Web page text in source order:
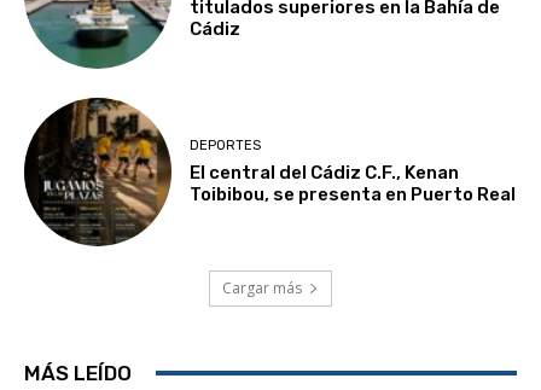
titulados superiores en la Bahía de
Cádiz
DEPORTES
El central del Cádiz C.F., Kenan
Toibibou, se presenta en Puerto Real
Cargar más
MÁS LEÍDO